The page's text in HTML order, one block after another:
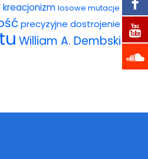
kreacjonizm losowe mutacje
precyzyjne dostrojenie
William A. Dembski